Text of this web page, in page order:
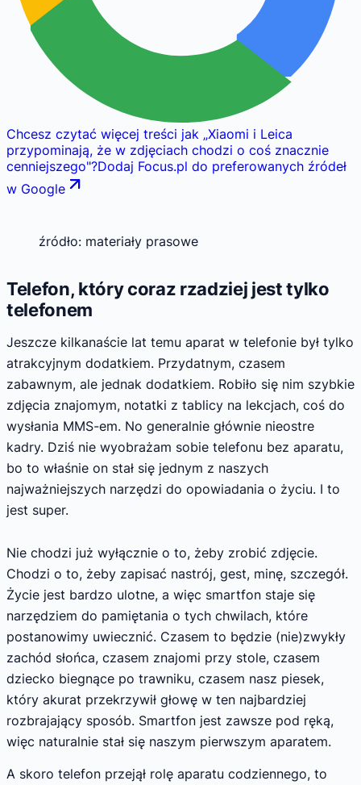
Chcesz czytać więcej treści jak „Xiaomi i Leica
przypominają, że w zdjęciach chodzi o coś znacznie
cenniejszego"?Dodaj Focus.pl do preferowanych źródeł
w Google
źródło: materiały prasowe
Telefon, który coraz rzadziej jest tylko
telefonem
Jeszcze kilkanaście lat temu aparat w telefonie był tylko
atrakcyjnym dodatkiem. Przydatnym, czasem
zabawnym, ale jednak dodatkiem. Robiło się nim szybkie
zdjęcia znajomym, notatki z tablicy na lekcjach, coś do
wysłania MMS-em. No generalnie głównie nieostre
kadry. Dziś nie wyobrażam sobie telefonu bez aparatu,
bo to właśnie on stał się jednym z naszych
najważniejszych narzędzi do opowiadania o życiu. I to
jest super.
Nie chodzi już wyłącznie o to, żeby zrobić zdjęcie.
Chodzi o to, żeby zapisać nastrój, gest, minę, szczegół.
Życie jest bardzo ulotne, a więc smartfon staje się
narzędziem do pamiętania o tych chwilach, które
postanowimy uwiecznić. Czasem to będzie (nie)zwykły
zachód słońca, czasem znajomi przy stole, czasem
dziecko biegnące po trawniku, czasem nasz piesek,
który akurat przekrzywił głowę w ten najbardziej
rozbrajający sposób. Smartfon jest zawsze pod ręką,
więc naturalnie stał się naszym pierwszym aparatem.
A skoro telefon przejął rolę aparatu codziennego, to